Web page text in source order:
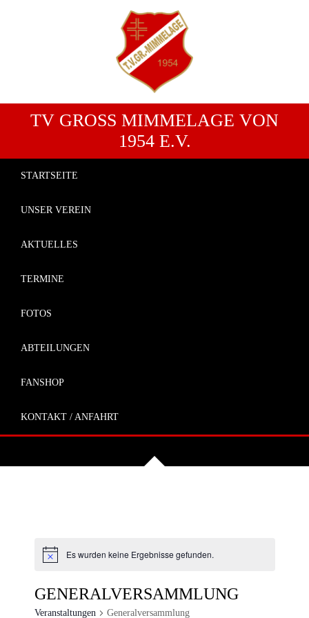
TV GROSS MIMMELAGE VON 1
954 E.V.
STARTSEITE
UNSER VEREIN
AKTUELLES
TERMINE
FOTOS
ABTEILUNGEN
FANSHOP
KONTAKT / ANFAHRT
Es wurden keine Ergebnisse gefunden.
GENERALVERSAMMLUNG
Veranstaltungen Generalversammlung